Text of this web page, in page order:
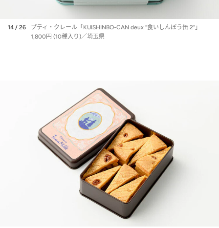
14 / 26
プティ・クレール「KUISHINBO-CAN deux ”食いしんぼう缶 2”」
1,800円 (10種入り)／埼玉県